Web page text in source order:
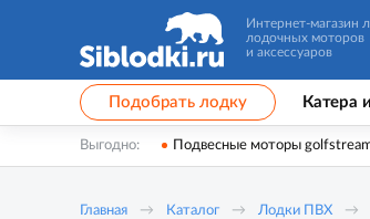
Интернет-магазин
лодочных моторов
и аксессуаров
Подобрать лодку Катера
Выгодно: Подвесные моторы
Главная Каталог Лодки ПВХ